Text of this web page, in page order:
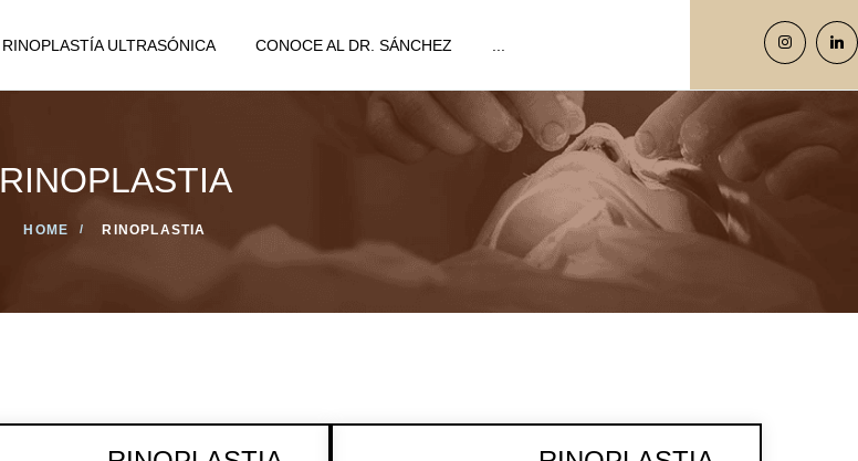
RINOPLASTÍA ULTRASÓNICA CONOCE AL DR. SÁNCHEZ
RINOPLASTIA
HOME RINOPLASTIA